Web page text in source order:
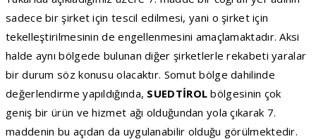
sadece bir şirket için tescil edilmesi, yani o şirket için
tekelleştirilmesinin de engellenmesini amaçlamaktadır. Aksi
halde aynı bölgede bulunan diğer şirketlerle rekabeti yaralar
bir durum söz konusu olacaktır. Somut bölge dahilinde
değerlendirme yapıldığında, SUEDTİROLbölgesinin çok
geniş bir ürün ve hizmet ağı olduğundan yola çıkarak 7.
maddenin bu açıdan da uygulanabilir olduğu görülmektedir.